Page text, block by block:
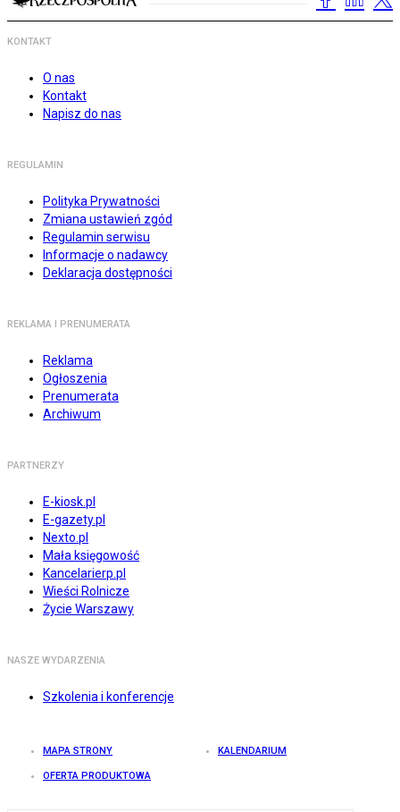
KONTAKT
O nas
Kontakt
Napisz do nas
REGULAMIN
Polityka Prywatności
Zmiana ustawień zgód
Regulamin serwisu
Informacje o nadawcy
Deklaracja dostępności
REKLAMA I PRENUMERATA
Reklama
Ogłoszenia
Prenumerata
Archiwum
PARTNERZY
E-kiosk.pl
E-gazety.pl
Nexto.pl
Mała księgowość
Kancelarierp.pl
Wieści Rolnicze
Życie Warszawy
NASZE WYDARZENIA
Szkolenia i konferencje
MAPA STRONY KALENDARIUM
OFERTA PRODUKTOWA